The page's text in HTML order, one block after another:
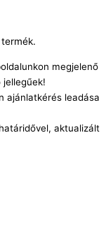
megjelenő
ajánlatkérés leadása
aktualizált